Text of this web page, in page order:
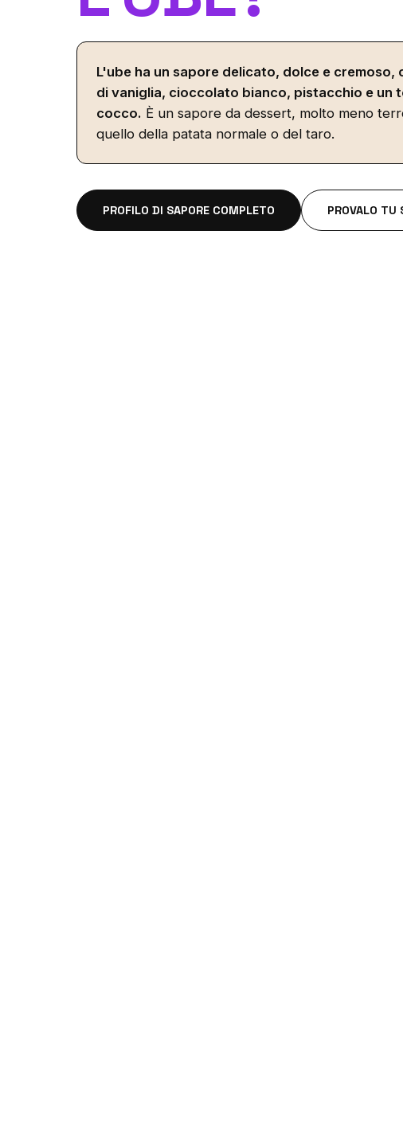
L'ube ha un sapore delicato, dolce e cremoso,
di vaniglia, cioccolato bianco, pistacchio e un
cocco. È un sapore da dessert, molto meno
quello della patata normale o del taro.
PROFILO DI SAPORE COMPLETO PROVALO TU